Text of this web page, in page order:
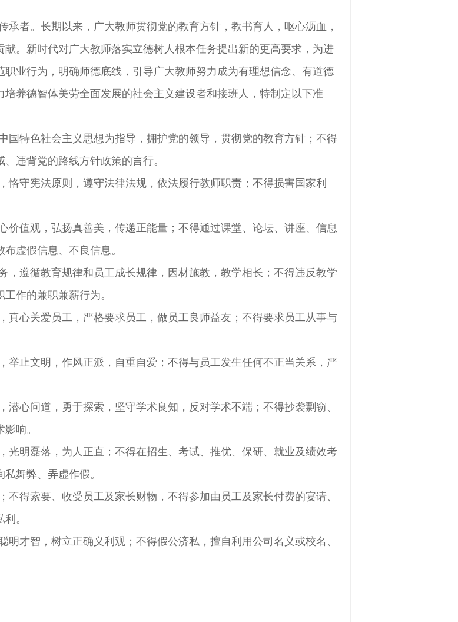
承者。长期以来，广大教师贯彻党的教育方针，教书育人，呕心沥血，
。新时代对广大教师落实立德树人根本任务提出新的更高要求，为进
业行为，明确师德底线，引导广大教师努力成为有理想信念、有道德
养德智体美劳全面发展的社会主义建设者和接班人，特制定以下准
特色社会主义思想为指导，拥护党的领导，贯彻党的教育方针；不得
违背党的路线方针政策的言行。
守宪法原则，遵守法律法规，依法履行教师职责；不得损害国家利
值观，弘扬真善美，传递正能量；不得通过课堂、论坛、讲座、信息
虚假信息、不良信息。
遵循教育规律和员工成长规律，因材施教，教学相长；不得违反教学
作的兼职兼薪行为。
心关爱员工，严格要求员工，做员工良师益友；不得要求员工从事与
止文明，作风正派，自重自爱；不得与员工发生任何不正当关系，严
心问道，勇于探索，坚守学术良知，反对学术不端；不得抄袭剽窃、
响。
明磊落，为人正直；不得在招生、考试、推优、保研、就业及绩效考
舞弊、弄虚作假。
得索要、收受员工及家长财物，不得参加由员工及家长付费的宴请、
。
才智，树立正确义利观；不得假公济私，擅自利用公司名义或校名、